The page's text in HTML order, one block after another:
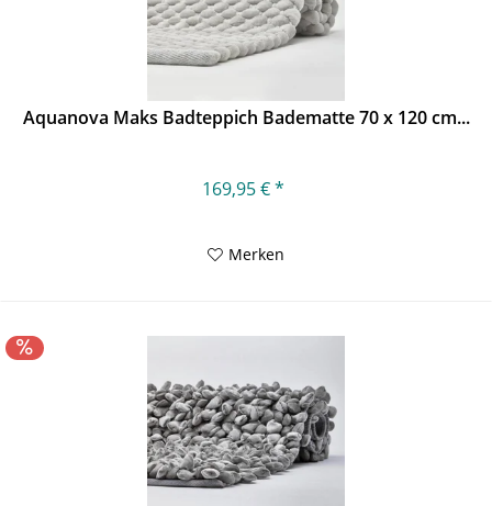
Aquanova Maks Badteppich Badematte 70 x 120 cm...
169,95 € *
Merken